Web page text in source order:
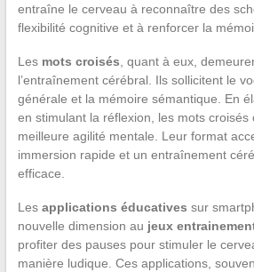
entraîne le cerveau à reconnaître des
flexibilité cognitive et à renforcer la
Les mots croisés , quant à eux,
l’entraînement cérébral. Ils sollicitent le
générale et la mémoire sémantique. En
en stimulant la réflexion, les mots croisés
meilleure agilité mentale. Leur format
immersion rapide et un entraînement
efficace.
Les applications éducatives sur
nouvelle dimension au jeux
profiter des pauses pour stimuler le
manière ludique. Ces applications,